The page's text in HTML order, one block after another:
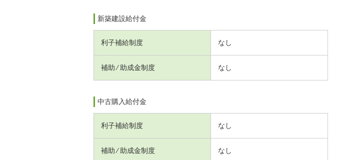
新築建設給付金
利子補給制度 なし
補助 ⁄ 助成金制度 なし
中古購入給付金
利子補給制度 なし
補助 ⁄ 助成金制度 なし